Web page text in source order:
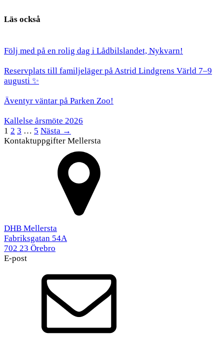
Läs också
Följ med på en rolig dag i Lådbilslandet, Nykvarn!
Reservplats till familjeläger på Astrid Lindgrens Värld 7–9
augusti ✨
Äventyr väntar på Parken Zoo!
Kallelse årsmöte 2026
1 2 3 … 5 Nästa →
Kontaktuppgifter Mellersta
DHB Mellersta
Fabriksgatan 54A
702 23 Örebro
E-post